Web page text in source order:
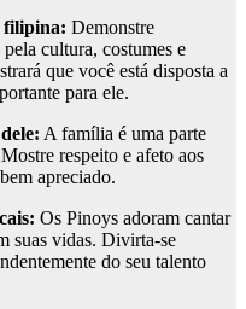
filipina: Demonstre
cultura, costumes e
que você está disposta a
para ele.
A família é uma parte
respeito e afeto aos
apreciado.
Os Pinoys adoram cantar
suas vidas. Divirta-se
do seu talento